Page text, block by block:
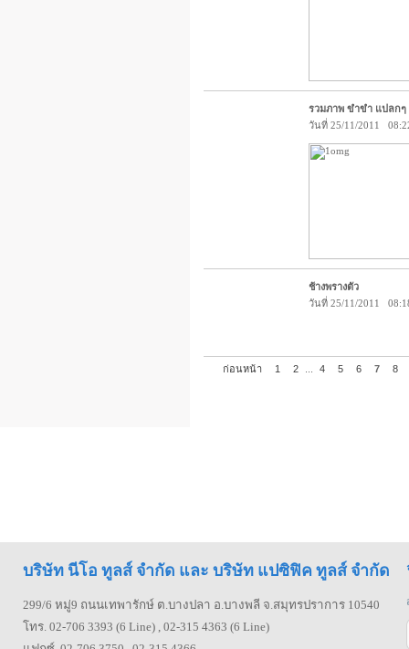
รวมภาพ ขําขํา แปลกๆ
วันที่ 25/11/2011
ช้างพรางตัว
วันที่ 25/11/2011
ก่อนหน้า 1 2 4 5 6 7 8
บริษัท นีโอ ทูลส์ จำกัด และ บริษัท แปซิฟิค ทูลส์ จำกัด
299/6 หมู่9 ถนนเทพารักษ์ ต.บางปลา อ.บางพลี จ.สมุทรปราการ 10540
โทร. 02-706 3393 (6 Line) , 02-315 4363 (6 Line)